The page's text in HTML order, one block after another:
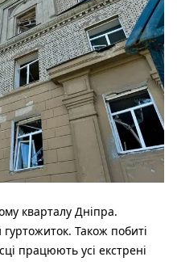
кварталу Дніпра.
Також побиті
працюють усі екстрені